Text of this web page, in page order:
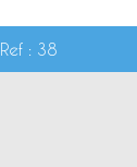
Ref : 38